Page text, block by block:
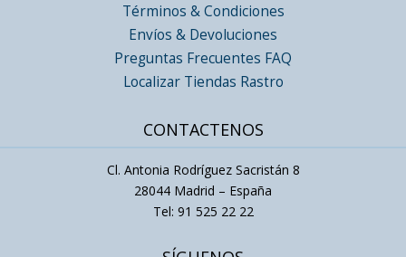
Términos & Condiciones
Envíos & Devoluciones
Preguntas Frecuentes FAQ
Localizar Tiendas Rastro
CONTACTENOS
Cl. Antonia Rodríguez Sacristán 8
28044 Madrid – España
Tel: 91 525 22 22